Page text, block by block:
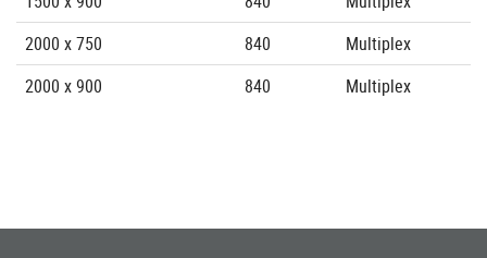
2000 x 750
840
Multiplex
2000 x 900
840 Multiplex